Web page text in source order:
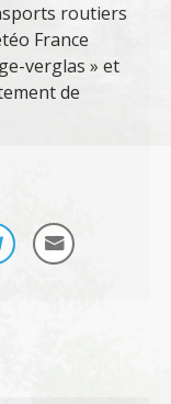
routiers
France
verglas » et
de